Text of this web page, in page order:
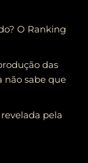
O Ranking
das
não sabe que
pela